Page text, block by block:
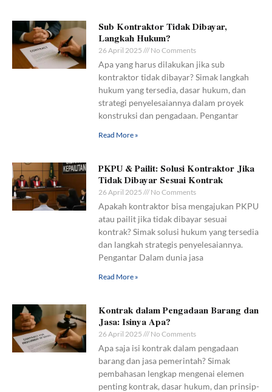
Sub Kontraktor Tidak Dibayar,
Langkah Hukum?
26 April 2025 No Comments
Apa yang harus dilakukan jika sub
kontraktor tidak dibayar? Simak langkah
hukum yang tersedia, dasar hukum, dan
strategi penyelesaiannya dalam proyek
konstruksi dan pengadaan. Pengantar
Read More »
PKPU & Pailit: Solusi Kontraktor Jika
Tidak Dibayar Sesuai Kontrak
26 April 2025 No Comments
Apakah kontraktor bisa mengajukan PKPU
atau pailit jika tidak dibayar sesuai
kontrak? Simak solusi hukum yang tersedia
dan langkah strategis penyelesaiannya.
Pengantar Dalam dunia jasa
Read More »
Kontrak dalam Pengadaan Barang dan
Jasa: Isinya Apa?
26 April 2025 No Comments
Apa saja isi kontrak dalam pengadaan
barang dan jasa pemerintah? Simak
pembahasan lengkap mengenai elemen
penting kontrak, dasar hukum, dan prinsip-